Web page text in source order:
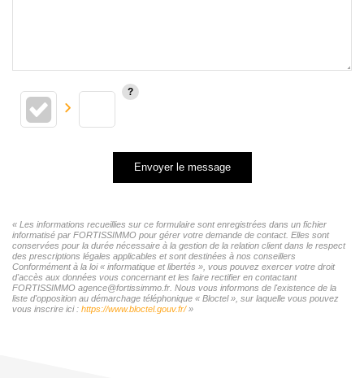
Envoyer le message
« Les informations recueillies sur ce formulaire sont enregistrées dans un fichier
informatisé par FORTISSIMMO pour gérer votre demande de contact. Elles sont
conservées pour la durée nécessaire à la gestion de la relation client dans le respect
des prescriptions légales applicables et sont destinées à nos conseillers
Conformément à la loi « informatique et libertés », vous pouvez exercer votre droit
d'accès aux données vous concernant et les faire rectifier en contactant
FORTISSIMMO agence@fortissimmo.fr. Nous vous informons de l'existence de la
liste d'opposition au démarchage téléphonique « Bloctel », sur laquelle vous pouvez
vous inscrire ici : https://www.bloctel.gouv.fr/»